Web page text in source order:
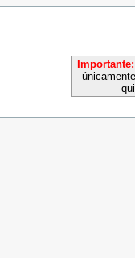
Importante: